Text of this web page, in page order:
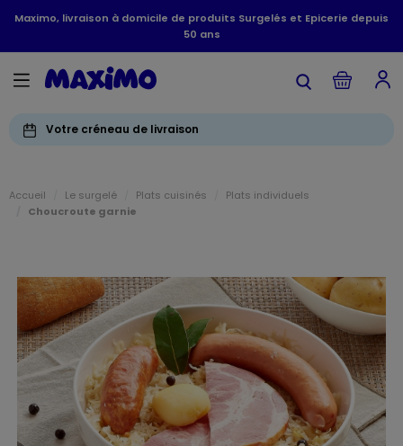
Maximo, livraison à domicile de produits Surgelés et Epicerie depuis
50 ans
Votre créneau de livraison
Accueil Le surgelé Plats cuisinés
Plats individuels
Choucroute garnie